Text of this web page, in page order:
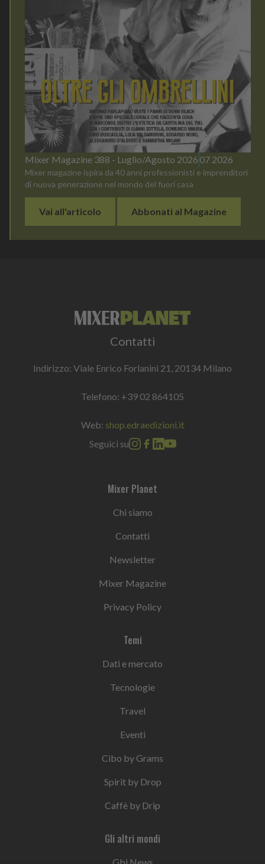
Mixer Magazine 388 - Luglio/Agosto 2026 07 2026
Mixer magazine ispira da 40 anni professionisti e imprenditori
di nuova generazione nel mondo del fuori casa
Vai all'articolo Abbonati al Magazine
Contatti
Indirizzo: Viale Enrico Forlanini 21, 20134 Milano
Telefono: +39 02 864105
Web: shop.edraedizioni.it
Seguici su
Mixer Planet
Chi siamo
Contatti
Newsletter
Mixer Magazine
Privacy Policy
Temi
Dati e mercato
Tecnologie
Travel
Eventi
Cibo by Grams
Spirit by Drop
Caffè by Drip
Gli altri mondi
Gbi News